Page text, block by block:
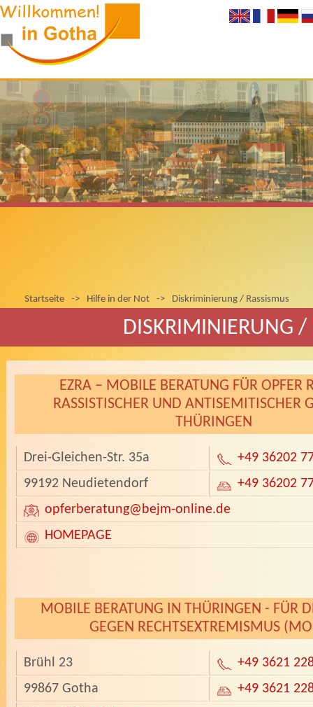
Startseite -> Hilfe in der Not -> Diskriminierung / Rassismus
DISKRIMINIERUNG /
EZRA – MOBILE BERATUNG FÜR OPFER
RASSISTISCHER UND ANTISEMITISCHER
THÜRINGEN
Drei-Gleichen-Str. 35a
+49 36202
99192 Neudietendorf
+49 36202
opferberatung@bejm-online.de
HOMEPAGE
MOBILE BERATUNG IN THÜRINGEN - FÜR
GEGEN RECHTSEXTREMISMUS
Brühl 23
+49 3621
99867 Gotha
+49 3621